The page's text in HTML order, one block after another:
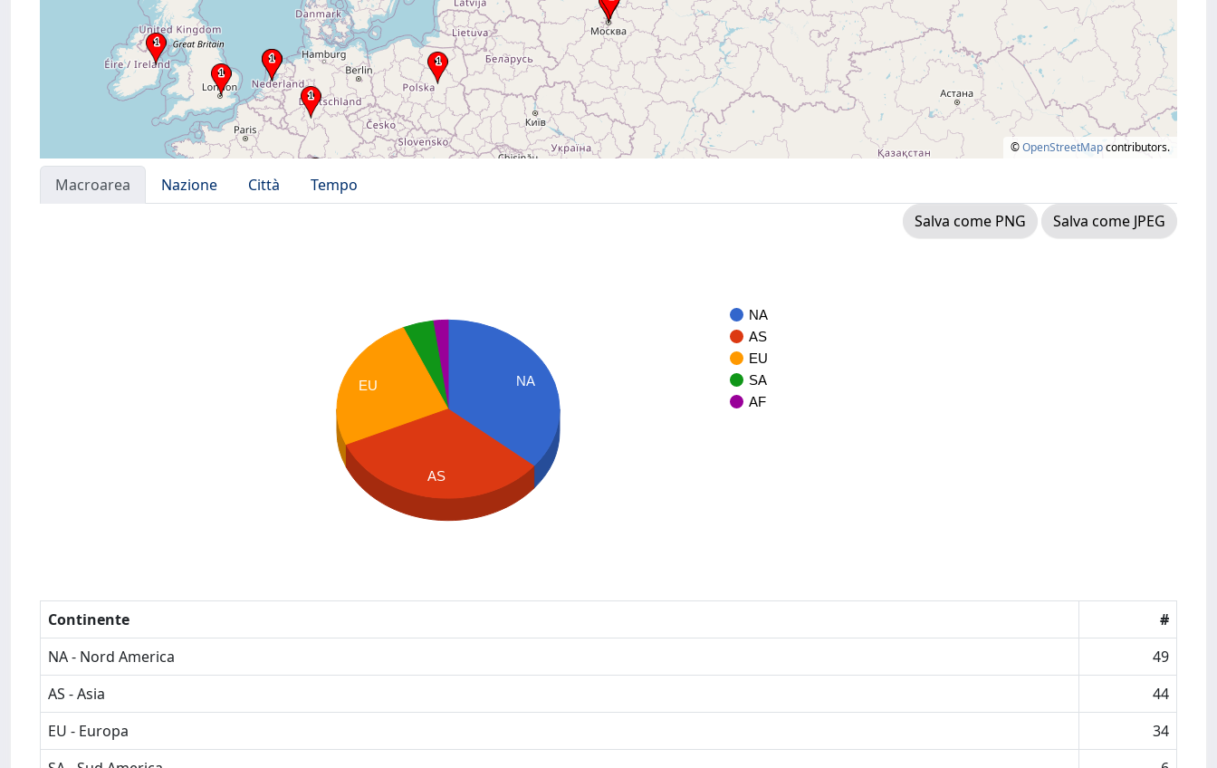
©OpenStreetMapcontributors.
Macroarea Nazione Città
Tempo
Salva come PNG
Salva come JPEG
NA
AS
EU
SA
AF
NA
EU
AS
Continente
#
NA - Nord America
49
AS - Asia
44
EU - Europa
34